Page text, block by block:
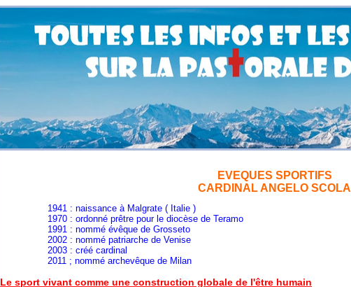
EVEQUES SPORTIFS
CARDINAL ANGELO SCOLA
1941 : naissance à Malgrate ( Italie )
1970 : ordonné prêtre pour le diocèse de Teramo
1991 : nommé évêque de Grosseto
2002 : nommé patriarche de Venise
2003 : créé cardinal
2011 ; nommé archevêque de Milan
Le sport vivant comme une construction globale de l'être humain